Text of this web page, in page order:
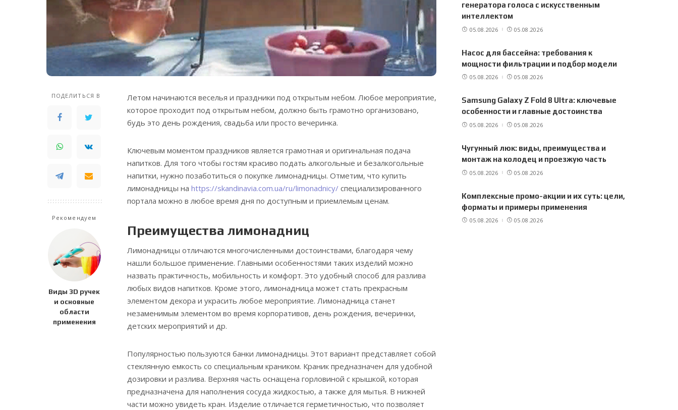
ПОДЕЛИТЬСЯ В
Рекомендуем
Виды 3D ручек
и основные
области
применения
Летом начинаются веселья и праздники под открытым небом. Любое мероприятие,
которое проходит под открытым небом, должно быть грамотно организовано,
будь это день рождения, свадьба или просто вечеринка.
Ключевым моментом праздников является грамотная и оригинальная подача
напитков. Для того чтобы гостям красиво подать алкогольные и безалкогольные
напитки, нужно позаботиться о покупке лимонадницы. Отметим, что купить
лимонадницы на https://skandinavia.com.ua/ru/limonadnicy/ специализированного
портала можно в любое время дня по доступным и приемлемым ценам.
Преимущества лимонадниц
Лимонадницы отличаются многочисленными достоинствами, благодаря чему
нашли большое применение. Главными особенностями таких изделий можно
назвать практичность, мобильность и комфорт. Это удобный способ для разлива
любых видов напитков. Кроме этого, лимонадница может стать прекрасным
элементом декора и украсить любое мероприятие. Лимонадница станет
незаменимым элементом во время корпоративов, день рождения, вечеринки,
детских мероприятий и др.
Популярностью пользуются банки лимонадницы. Этот вариант представляет собой
стеклянную емкость со специальным краником. Краник предназначен для удобной
дозировки и разлива. Верхняя часть оснащена горловиной с крышкой, которая
предназначена для наполнения сосуда жидкостью, а также для мытья. В нижней
части можно увидеть кран. Изделие отличается герметичностью, что позволяет
генератора голоса с искусственным
интеллектом
05.08.2026 05.08.2026
Насос для бассейна: требования к
мощности фильтрации и подбор модели
05.08.2026 05.08.2026
Samsung Galaxy Z Fold 8 Ultra: ключевые
особенности и главные достоинства
05.08.2026 05.08.2026
Чугунный люк: виды, преимущества и
монтаж на колодец и проезжую часть
05.08.2026 05.08.2026
Комплексные промо-акции и их суть: цели,
форматы и примеры применения
05.08.2026 05.08.2026